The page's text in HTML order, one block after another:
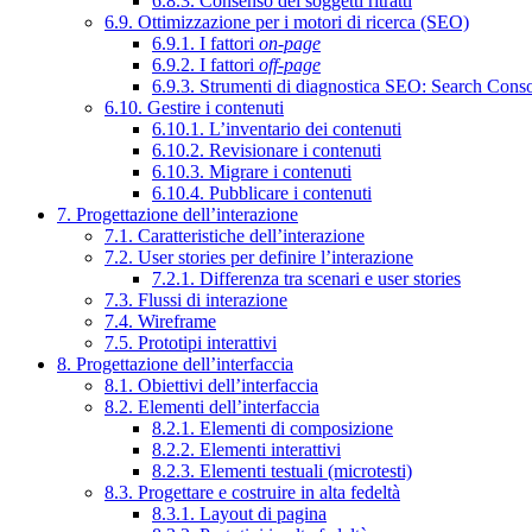
6.9. Ottimizzazione per i motori di ricerca (SEO)
6.9.1. I fattori on-page
6.9.2. I fattori off-page
6.9.3. Strumenti di diagnostica SEO: Search
6.10. Gestire i contenuti
6.10.1. L’inventario dei contenuti
6.10.2. Revisionare i contenuti
6.10.3. Migrare i contenuti
6.10.4. Pubblicare i contenuti
7. Progettazione dell’interazione
7.1. Caratteristiche dell’interazione
7.2. User stories per definire l’interazione
7.2.1. Differenza tra scenari e user stories
7.3. Flussi di interazione
7.4. Wireframe
7.5. Prototipi interattivi
8. Progettazione dell’interfaccia
8.1. Obiettivi dell’interfaccia
8.2. Elementi dell’interfaccia
8.2.1. Elementi di composizione
8.2.2. Elementi interattivi
8.2.3. Elementi testuali (microtesti)
8.3. Progettare e costruire in alta fedeltà
8.3.1. Layout di pagina